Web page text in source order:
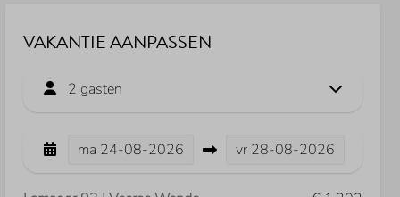
VAKANTIE AANPASSEN
2 gasten
ma 24-08-2026 vr 28-08-2026